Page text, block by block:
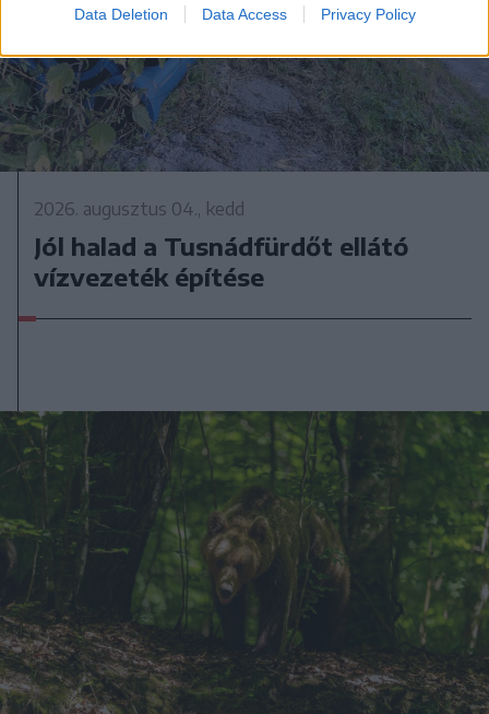
Data Deletion Data Access Privacy Policy
2026. augusztus 04., kedd
Jól halad a Tusnádfürdőt ellátó
vízvezeték építése